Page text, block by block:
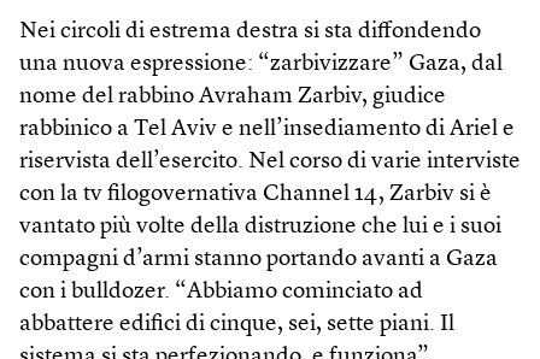
Nei circoli di estrema destra si sta diffondendo
una nuova espressione: “zarbivizzare” Gaza, dal
nome del rabbino Avraham Zarbiv, giudice
rabbinico a Tel Aviv e nell’insediamento di Ariel e
riservista dell’esercito. Nel corso di varie interviste
con la tv filogovernativa Channel 14, Zarbiv si è
vantato più volte della distruzione che lui e i suoi
compagni d’armi stanno portando avanti a Gaza
con i bull­dozer. “Abbiamo cominciato ad
abbattere edifici di cinque, sei, sette piani. Il